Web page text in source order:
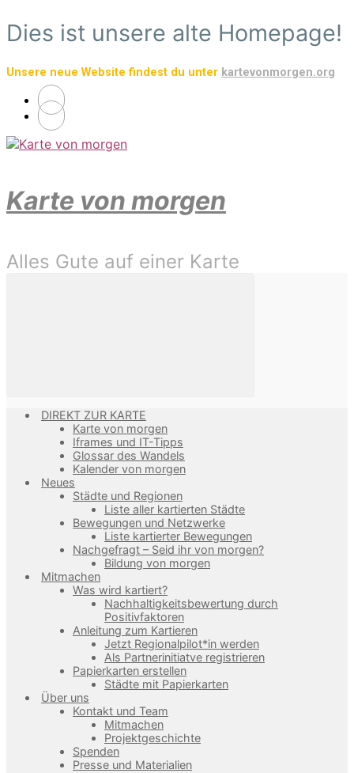
Zum
Hauptinhalt
Dies ist unsere alte Homepage!
Unsere neue Website findest du unter kartevonmorgen.org
Karte von morgen
Alles Gute auf einer Karte
DIREKT ZUR KARTE
Karte von morgen
Iframes und IT-Tipps
Glossar des Wandels
Kalender von morgen
Neues
Städte und Regionen
Liste aller kartierten Städte
Bewegungen und Netzwerke
Liste kartierter Bewegungen
Nachgefragt – Seid ihr von morgen?
Bildung von morgen
Mitmachen
Was wird kartiert?
Nachhaltigkeitsbewertung durch
Positivfaktoren
Anleitung zum Kartieren
Jetzt Regionalpilot*in werden
Als Partnerinitiatve registrieren
Papierkarten erstellen
Städte mit Papierkarten
Über uns
Kontakt und Team
Mitmachen
Projektgeschichte
Spenden
Presse und Materialien